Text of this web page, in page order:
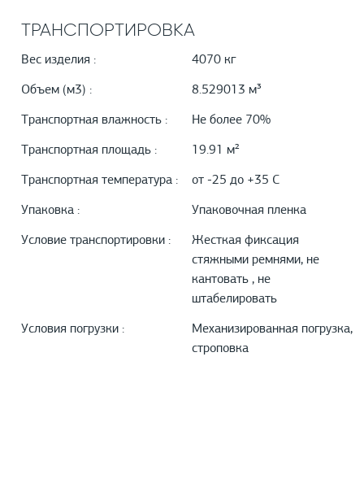
ТРАНСПОРТИРОВКА
Вес изделия : 4070 кг
Объем (м3) : 8.529013 м³
Транспортная влажность : Не более 70%
Транспортная площадь : 19.91 м²
Транспортная температура : от -25 до +35 С
Упаковка : Упаковочная пленка
Условие транспортировки :
Жесткая фиксация
стяжными ремнями, не
кантовать , не
штабелировать
Условия погрузки :
Механизированная погрузка,
строповка